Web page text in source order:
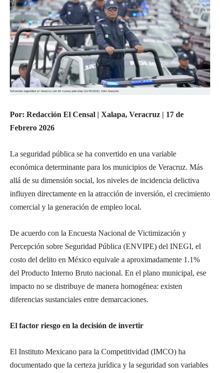
Por: Redacción El Censal | Xalapa, Veracruz | 17 de
Febrero 2026
La seguridad pública se ha convertido en una variable
económica determinante para los municipios de Veracruz. Más
allá de su dimensión social, los niveles de incidencia delictiva
influyen directamente en la atracción de inversión, el crecimiento
comercial y la generación de empleo local.
De acuerdo con la Encuesta Nacional de Victimización y
Percepción sobre Seguridad Pública (ENVIPE) del INEGI, el
costo del delito en México equivale a aproximadamente 1.1%
del Producto Interno Bruto nacional. En el plano municipal, ese
impacto no se distribuye de manera homogénea: existen
diferencias sustanciales entre demarcaciones.
El factor riesgo en la decisión de invertir
El Instituto Mexicano para la Competitividad (IMCO) ha
documentado que la certeza jurídica y la seguridad son variables